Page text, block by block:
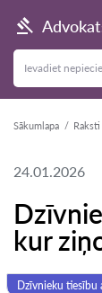
Sākumlapa Raksti
24.01.2026
kur
Dzīvnieku tiesību